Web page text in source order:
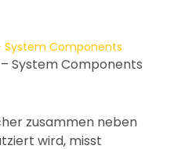
System Components
zusammen neben
wird, misst